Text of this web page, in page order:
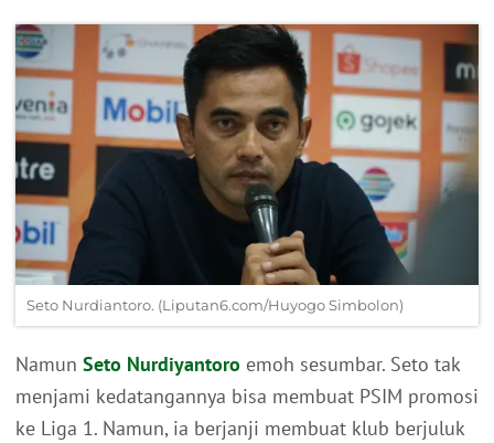
Seto Nurdiantoro. (Liputan6.com/Huyogo Simbolon)
Namun Seto Nurdiyantoro emoh sesumbar. Seto tak
menjami kedatangannya bisa membuat PSIM promosi
ke Liga 1. Namun, ia berjanji membuat klub berjuluk